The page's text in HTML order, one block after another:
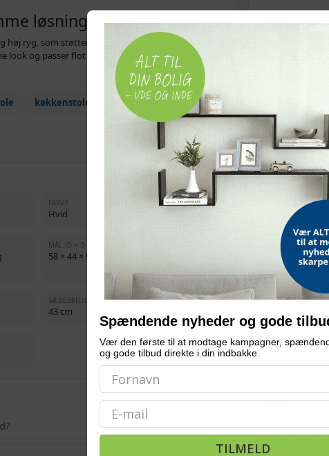
løsning
ryg, som støtter, når måltiderne trækker ud. De
og passer flot ind i både køkken og spisestue.
køkkenstole
hvide stole
FARVE
Hvid
MÅL (D × B × H)
58 × 44 × 99 cm
SÆDEBREDDE
43 cm
OFTE
POPULÆR
Bordmodel
isterningmaskine
terninger på 6 min.,
selvrensende, sort
TILBUD
Spændende nyheder og gode
Vær den første til at modtage kampagner,
og gode tilbud direkte i din indbakke.
Email
TILMELD